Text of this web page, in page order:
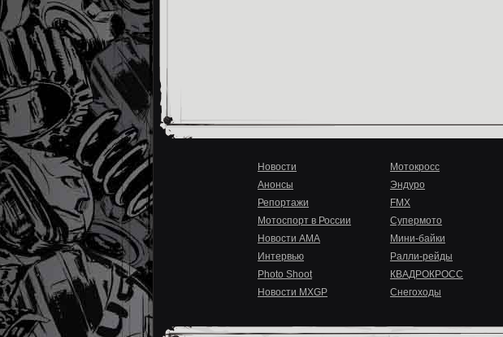
Новости
Анонсы
Репортажи
Мотоспорт в России
Новости AMA
Интервью
Photo Shoot
Новости MXGP
Мотокросс
Эндуро
FMX
Супермото
Мини-байки
Ралли-рейды
КВАДРОКРОСС
Снегоходы